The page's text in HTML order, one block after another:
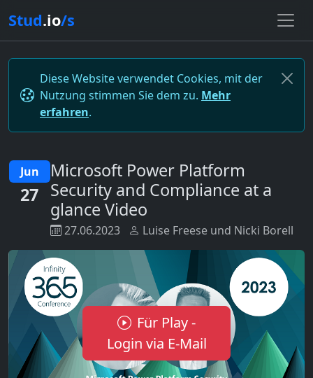
Stud.io/s
Diese Website verwendet Cookies, mit der
Nutzung stimmen Sie dem zu. Mehr
erfahren.
Jun
27
Microsoft Power Platform
Security and Compliance at a
glance Video
27.06.2023 Luise Freese und Nicki Borell
Für Play -
Login via E-Mail